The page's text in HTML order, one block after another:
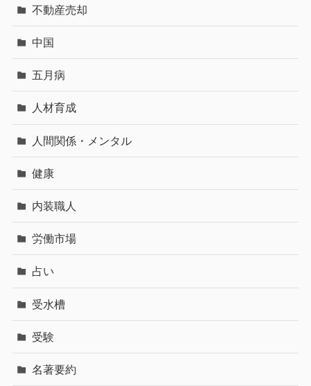
不動産売却
中国
五月病
人材育成
人間関係・メンタル
健康
内装職人
労働市場
占い
受水槽
受験
名著要約